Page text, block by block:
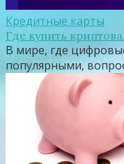
Кредитные карты
Где купить
В мире, где
популярными,